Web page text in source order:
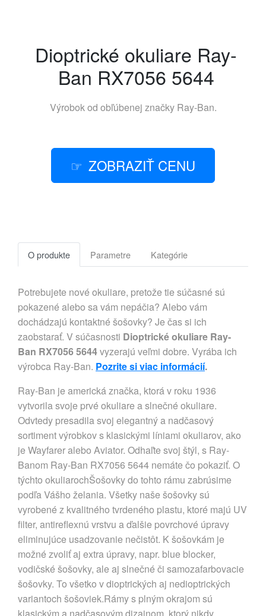
Dioptrické okuliare Ray-
Ban RX7056 5644
Výrobok od obľúbenej značky Ray-Ban.
ZOBRAZIŤ CENU
O produkte Parametre Kategórie
Potrebujete nové okuliare, pretože tie súčasné sú
pokazené alebo sa vám nepáčia? Alebo vám
dochádzajú kontaktné šošovky? Je čas si ich
zaobstarať. V súčasnosti Dioptrické okuliare Ray-
Ban RX7056 5644vyzerajú veľmi dobre. Vyrába ich
výrobca Ray-Ban. Pozrite si viac informácií.
Ray-Ban je americká značka, ktorá v roku 1936
vytvorila svoje prvé okuliare a slnečné okuliare.
Odvtedy presadila svoj elegantný a nadčasový
sortiment výrobkov s klasickými líniami okuliarov, ako
je Wayfarer alebo Aviator. Odhaľte svoj štýl, s Ray-
Banom Ray-Ban RX7056 5644 nemáte čo pokaziť. O
týchto okuliarochŠošovky do tohto rámu zabrúsime
podľa Vášho želania. Všetky naše šošovky sú
vyrobené z kvalitného tvrdeného plastu, ktoré majú UV
filter, antireflexnú vrstvu a ďalšie povrchové úpravy
eliminujúce usadzovanie nečistôt. K šošovkám je
možné zvoliť aj extra úpravy, napr. blue blocker,
vodičské šošovky, ale aj slnečné či samozafarbovacie
šošovky. To všetko v dioptrických aj nedioptrických
variantoch šošoviek.Rámy s plným okrajom sú